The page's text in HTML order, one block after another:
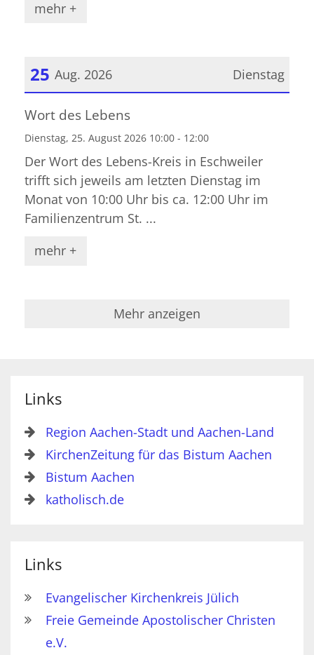
mehr +
Dienstag
25 Aug. 2026
Datum: 25. August 2026
Wort des Lebens
Dienstag, 25. August 2026 10:00 - 12:00
Der Wort des Lebens-Kreis in Eschweiler
trifft sich jeweils am letzten Dienstag im
Monat von 10:00 Uhr bis ca. 12:00 Uhr im
Familienzentrum St. ...
mehr +
Mehr anzeigen
Links
Region Aachen-Stadt und Aachen-Land
KirchenZeitung für das Bistum Aachen
Bistum Aachen
katholisch.de
Links
Evangelischer Kirchenkreis Jülich
Freie Gemeinde Apostolischer Christen
e.V.